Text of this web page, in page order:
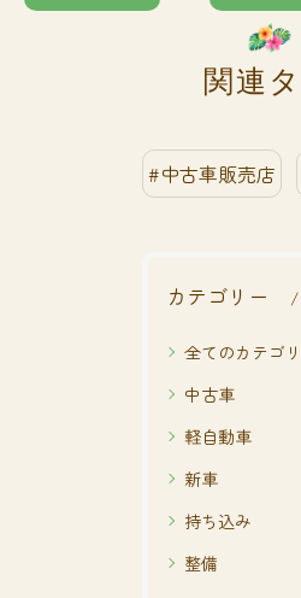
関連
#中古車販売店
カテゴリー
全てのカテゴ
中古車
軽自動車
新車
持ち込み
整備